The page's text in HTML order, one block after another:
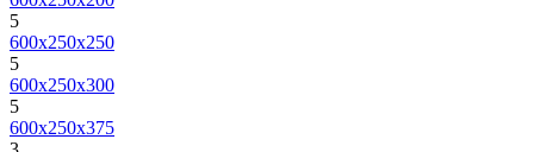
5
600х250х250
5
600х250х300
5
600х250х375